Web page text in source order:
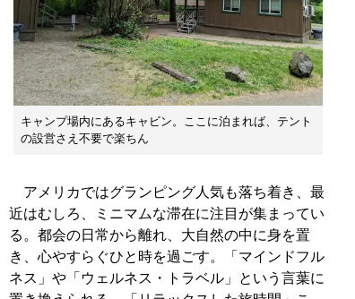
キャンプ場内にあるキャビン。ここに泊まれば、テント
の設営さえ不要で楽ちん
アメリカではグランピング人気も落ち着き、最
近はむしろ、ミニマムな滞在に注目が集まってい
る。都会の日常から離れ、大自然の中に身を置
き、心やすらぐひと時を過ごす。「マインドフル
ネス」や「ウェルネス・トラベル」という言葉に